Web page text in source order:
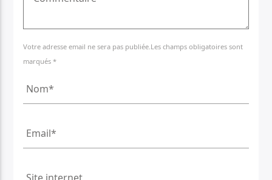
Votre adresse email ne sera pas publiée.Les champs obligatoires sont
marqués *